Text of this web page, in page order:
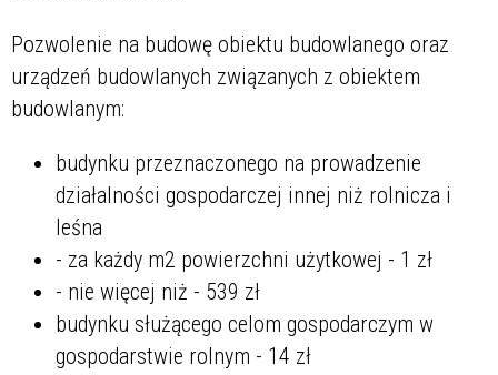
Pozwolenie na budowę obiektu budowlanego oraz
urządzeń budowlanych związanych z obiektem
budowlanym:
budynku przeznaczonego na prowadzenie
działalności gospodarczej innej niż rolnicza i
leśna
- za każdy m2 powierzchni użytkowej - 1 zł
- nie więcej niż - 539 zł
budynku służącego celom gospodarczym w
gospodarstwie rolnym - 14 zł